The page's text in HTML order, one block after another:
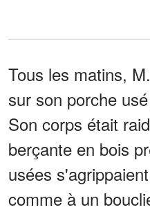
Tous les matins,
sur son porche
Son corps était
berçante en bois
usées
comme à un